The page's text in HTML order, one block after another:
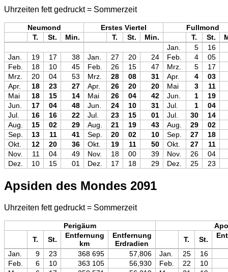
Uhrzeiten fett gedruckt = Sommerzeit
Neumond Erstes Viertel
Fullmond
T.
St. Min. T. St. Min. T. St.
Jan.
5
16
Jan.
19 17 38 Jan. 27 20 24 Feb. 4
05
Feb.
18 10 45 Feb. 26 15 47 Mrz. 5
17
Mrz.
20 04 53 Mrz. 28 08 31 Apr. 4
03
Apr.
18 23 27 Apr. 26 20 20 Mai 3
11
Mai
18 15 14 Mai 26 04 42 Jun. 1
19
Jun.
17 04 48 Jun. 24 10 31 Jul. 1
04
Jul.
16 16 22 Jul. 23 15 01 Jul. 30
14
Aug.
15 02 29 Aug. 21 19 43 Aug. 29
02
Sep.
13 11 41 Sep. 20 02 10 Sep. 27
18
Okt.
12 20 36 Okt. 19 11 50 Okt. 27
11
Nov.
11 04 49 Nov. 18 00 39 Nov. 26
04
Dez.
10 15 01 Dez. 17 18 29 Dez. 25 23
Apsiden des Mondes 2091
Uhrzeiten fett gedruckt = Sommerzeit
Perigäum
T.
St.
Entfernung
km
Entfernung
Erdradien
T. St.
Jan. 9 23 368 695 57,806 Jan. 25
16
Feb.
6 10 363 105 56,930 Feb. 22
10